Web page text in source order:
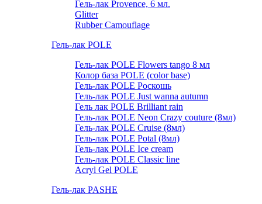
Гель-лак Provence, 6 мл.
Glitter
Rubber Camouflage
Гель-лак POLE
Гель-лак POLE Flowers tango 8 мл
Колор база POLE (color base)
Гель-лак POLE Роскошь
Гель-лак POLE Just wanna autumn
Гель лак POLE Brilliant rain
Гель-лак POLE Neon Crazy couture (8мл)
Гель-лак POLE Cruise (8мл)
Гель-лак POLE Potal (8мл)
Гель-лак POLE Ice cream
Гель-лак POLE Classic line
Acryl Gel POLE
Гель-лак PASHE